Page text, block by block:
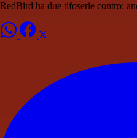
RedBird ha due tifoserie contro: